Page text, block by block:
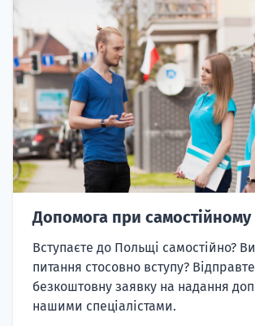
Допомога при самостійному
Вступаєте до Польщі самостійно?
питання стосовно вступу? Відправте
безкоштовну заявку на надання
нашими спеціалістами.